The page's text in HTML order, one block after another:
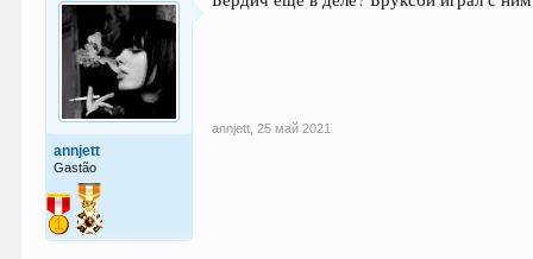
annjett
Gastão
annjett 25 май 2021